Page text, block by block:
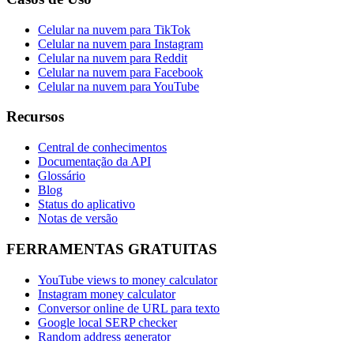
Celular na nuvem para TikTok
Celular na nuvem para Instagram
Celular na nuvem para Reddit
Celular na nuvem para Facebook
Celular na nuvem para YouTube
Recursos
Central de conhecimentos
Documentação da API
Glossário
Blog
Status do aplicativo
Notas de versão
FERRAMENTAS GRATUITAS
YouTube views to money calculator
Instagram money calculator
Conversor online de URL para texto
Google local SERP checker
Random address generator